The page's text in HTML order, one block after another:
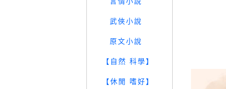
武俠小說
原文小說
【自然 科學】
【休閒 嗜好】